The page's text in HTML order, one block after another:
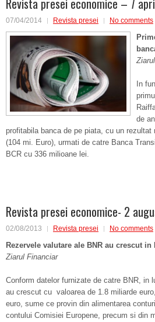
Revista presei economice – 7
07/04/2014 Revista presei No comments
In
de
profitabila banca de pe piata, cu un rezultat
(104 mi. Euro), urmati de catre Banca
BCR cu 336 milioane lei.
Revista presei economice- 2
02/08/2013 Revista presei No comments
Rezervele valutare ale BNR au crescut
Ziarul Financiar
Conform datelor furnizate de catre BNR, in
au crescut cu valoarea de 1.8 miliarde
euro, sume ce provin din alimentarea
contului Comisiei Europene, precum si din